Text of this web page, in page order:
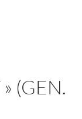
(GEN.